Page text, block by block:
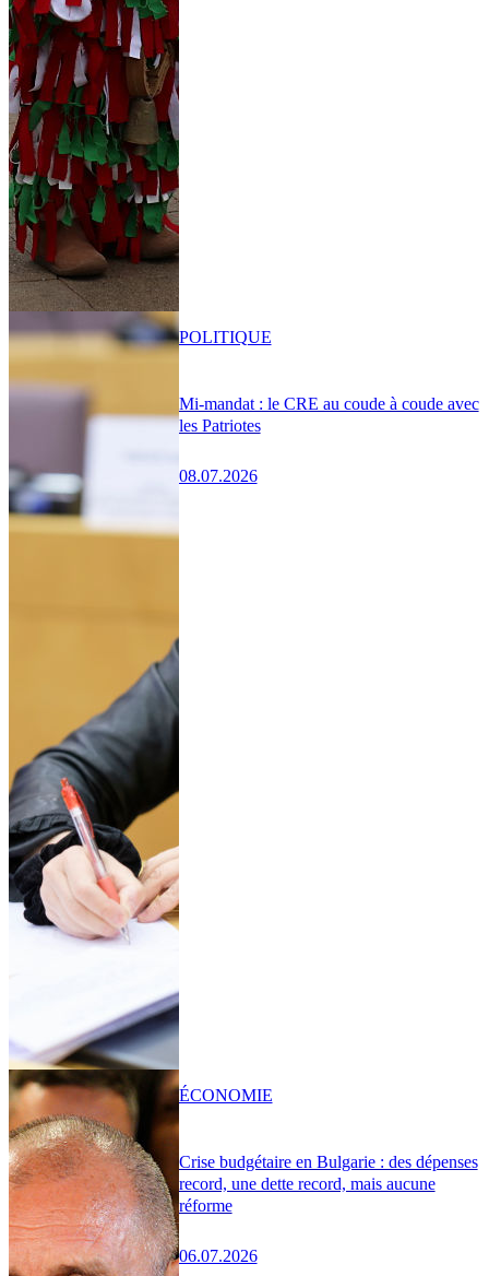
Mi-mandat : le CRE au coude à coude avec
les Patriotes
08.07.2026
POLITIQUE
Crise budgétaire en Bulgarie : des dépenses
record, une dette record, mais aucune
réforme
06.07.2026
ÉCONOMIE